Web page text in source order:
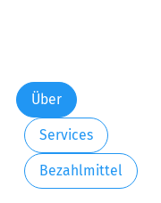
Über
Services
Bezahlmittel